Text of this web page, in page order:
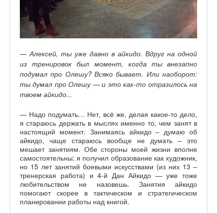
— Алексей, ты уже давно в айкидо. Вдруг на одной
из тренировок был момент, когда ты внезапно
подумал про Олешу? Всяко бывает. Или наоборот:
ты думал про Олешу — и это как-то отразилось на
твоем айкидо...
— Надо подумать… Нет, всё же, делая какое-то дело,
я стараюсь держать в мыслях именно то, чем занят в
настоящий момент. Занимаясь айкидо – думаю об
айкидо, чаще стараюсь вообще не думать – это
мешает занятиям. Обе стороны моей жизни вполне
самостоятельны: я получил образование как художник,
но 15 лет занятий боевыми искусствами (из них 13 –
тренерская работа) и 4-й Дан Айкидо — уже тоже
любительством не назовешь. Занятия айкидо
помогают скорее в тактическом и стратегическом
планировании работы над книгой.